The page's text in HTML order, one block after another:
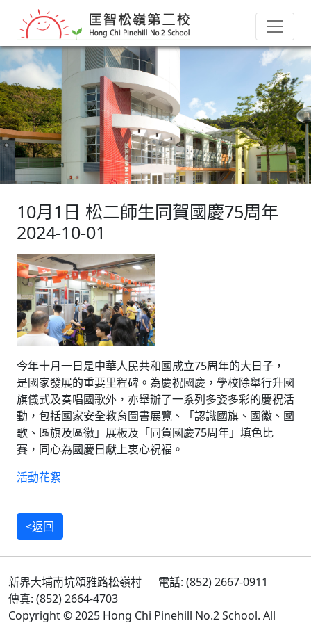
10月1日 松二師生同賀國慶75周年
2024-10-01
今年十月一日是中華人民共和國成立75周年的大日子，
是國家發展的重要里程碑。為慶祝國慶，學校除舉行升國
旗儀式及奏唱國歌外，亦舉辦了一系列多姿多彩的慶祝活
動，包括國家安全教育圖書展覽、「認識國旗、國徽、國
歌、區旗及區徽」展板及「同賀國慶75周年」填色比
賽，同心為國慶日獻上衷心祝福。
活動花絮
<返回
新界大埔南坑頌雅路松嶺村
電話: (852) 2667-0911
傳真: (852) 2664-4703
Copyright © 2025 Hong Chi Pinehill No.2 School. All